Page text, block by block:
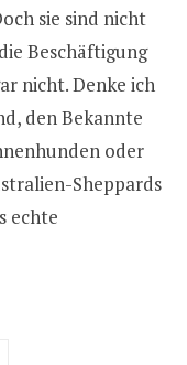
sie sind nicht
Beschäftigung
nicht. Denke ich
den Bekannte
oder
Sheppards
echte